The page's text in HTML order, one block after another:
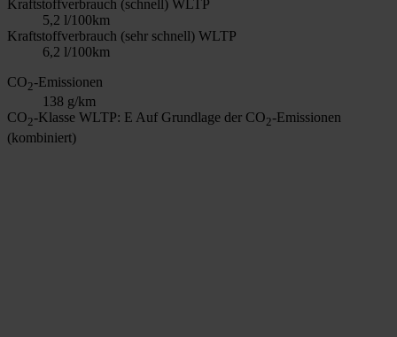
Kraftstoffverbrauch (schnell) WLTP
5,2 l/100km
Kraftstoffverbrauch (sehr schnell) WLTP
6,2 l/100km
CO2-Emissionen
138 g/km
CO2-Klasse WLTP: E Auf Grundlage der CO2-Emissionen
(kombiniert)